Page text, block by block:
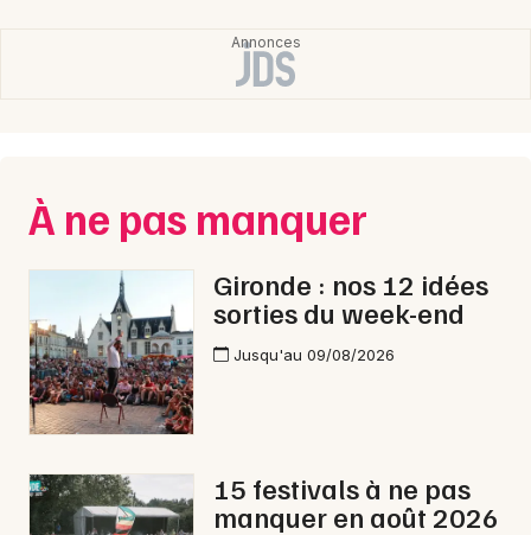
À ne pas manquer
Gironde : nos 12 idées
sorties du week-end
Jusqu'au 09/08/2026
15 festivals à ne pas
manquer en août 2026